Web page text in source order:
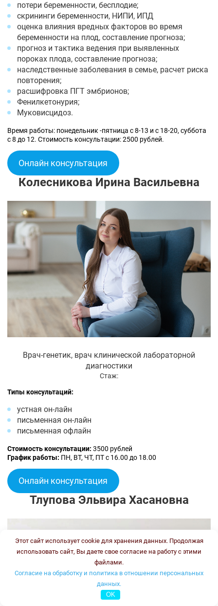
потери беременности, бесплодие;
скрининги беременности, НИПИ, ИПД
оценка влияния вредных факторов во время
беременности на плод, составление прогноза;
прогноз и тактика ведения при выявленных
пороках плода, составление прогноза;
наследственные заболевания в семье, расчет риска
повторения;
расшифровка ПГТ эмбрионов;
Фенилкетонурия;
Муковисцидоз.
Время работы: понедельник -пятница с 8-13 и с 18-20, суббота
с 8 до 12. Стоимость консультации: 2500 рублей.
Онлайн консультация
Колесникова Ирина Васильевна
Врач-генетик, врач клинической лабораторной
диагностики
Стаж:
Типы консультаций:
устная он-лайн
письменная он-лайн
письменная офлайн
Стоимость консультации: 3500 рублей
График работы: ПН, ВТ, ЧТ, ПТ с 16.00 до 18.00
Онлайн консультация
Тлупова Эльвира Хасановна
Этот сайт использует cookie для хранения данных. Продолжая
использовать сайт, Вы даете свое согласие на работу с этими
файлами.
Согласие на обработку и политика в отношении персональных
данных.
OK